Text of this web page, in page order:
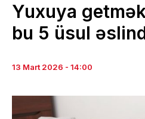
Yuxuya
bu 5 üsul
13 Mart 2026 - 14:00